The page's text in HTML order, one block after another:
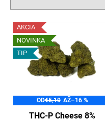
i
e
p
r
o
k
V
ý
p
r
AKCIA
NOVINKA
TIP
OD€5,10 AŽ–16 %
THC-P Cheese 8%